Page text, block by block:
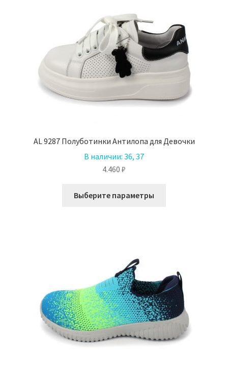
AL 9287 Полуботинки Антилопа для Девочки
В наличии: 36, 37
4.460 ₽
Выберите параметры
выбрать
на
странице
товара.